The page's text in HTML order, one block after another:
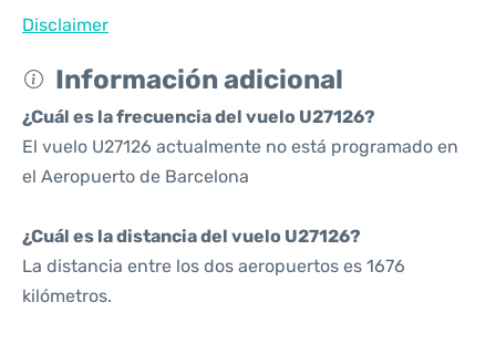
Disclaimer
Información adicional
¿Cuál es la frecuencia del vuelo U27126?
El vuelo U27126 actualmente no está programado en
el Aeropuerto de Barcelona
¿Cuál es la distancia del vuelo U27126?
La distancia entre los dos aeropuertos es 1676
kilómetros.